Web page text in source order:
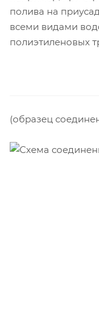
полива на
всеми видами
полиэтиленовых
(образец